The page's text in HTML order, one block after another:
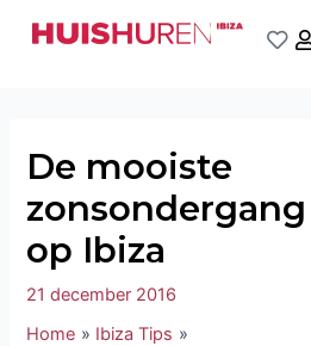
naar
De mooiste
op Ibiza
21 december 2016
Home
Ibiza Tips
navigatie